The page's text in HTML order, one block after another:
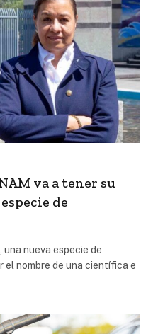
va a tener su
de
nueva especie de
el nombre de una científica e